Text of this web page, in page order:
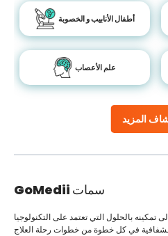
المزيد
أطفال الأنابيب و الخصوبة
علم الأعصاب
GoMedii سمات
تمكينه بالحلول التي تعتمد على التكنولوجيا